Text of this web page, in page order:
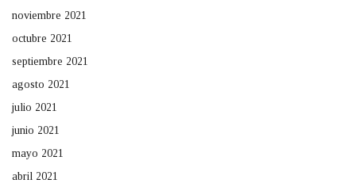
noviembre 2021
octubre 2021
septiembre 2021
agosto 2021
julio 2021
junio 2021
mayo 2021
abril 2021